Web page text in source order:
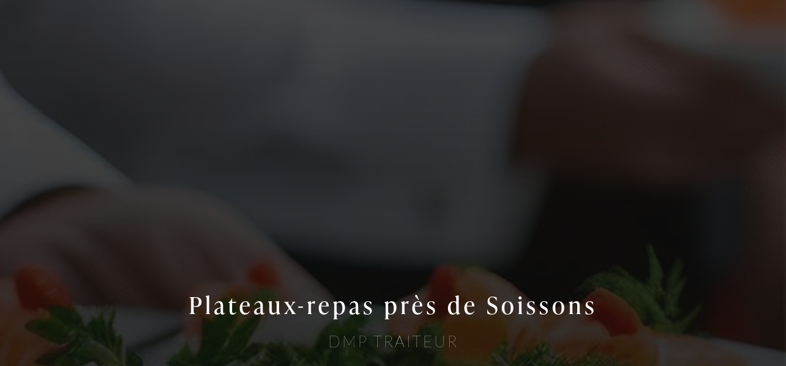
Plateaux-repas près de Soissons
DMP TRAITEUR